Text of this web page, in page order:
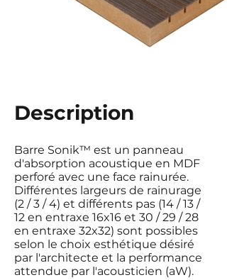
Description
Barre Sonik™ est un panneau
d'absorption acoustique en MDF
perforé avec une face rainurée.
Différentes largeurs de rainurage
(2 / 3 / 4) et différents pas (14 / 13 /
12 en entraxe 16x16 et 30 / 29 / 28
en entraxe 32x32) sont possibles
selon le choix esthétique désiré
par l'architecte et la performance
attendue par l'acousticien (aW).